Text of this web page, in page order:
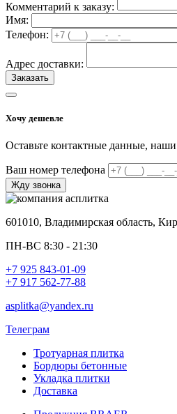
Комментарий к заказу:
Имя:
Телефон:
Адрес доставки:
Хочу дешевле
Оставьте контактные данные,
Ваш номер телефона
601010, Владимирская область,
ПН-ВС 8:30 - 21:30
+7 925 843-01-09
+7 917 562-77-88
asplitka@yandex.ru
Телеграм
Тротуарная плитка
Бордюры бетонные
Укладка плитки
Доставка